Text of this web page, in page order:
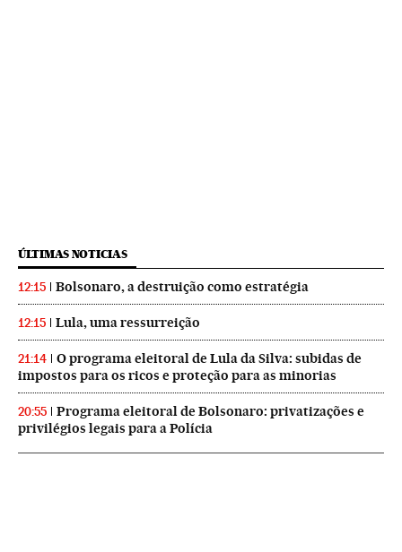
ÚLTIMAS NOTICIAS
12:15 Bolsonaro, a destruição como estratégia
12:15 Lula, uma ressurreição
21:14
O programa eleitoral de Lula da Silva: subidas de
impostos para os ricos e proteção para as minorias
20:55
Programa eleitoral de Bolsonaro: privatizações e
privilégios legais para a Polícia